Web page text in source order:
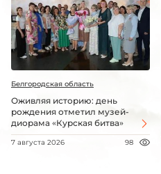
Белгородская область
Оживляя историю: день
рождения отметил музей-
диорама «Курская битва»
7 августа 2026 98